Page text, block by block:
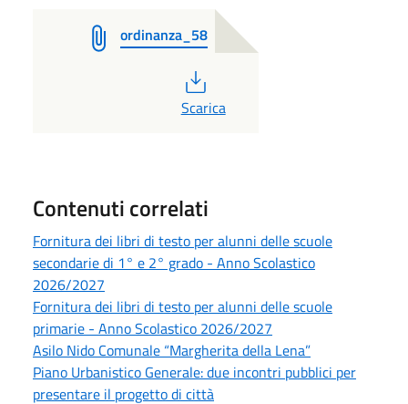
ordinanza_58
PDF
Scarica
Contenuti correlati
Fornitura dei libri di testo per alunni delle scuole
secondarie di 1° e 2° grado - Anno Scolastico
2026/2027
Fornitura dei libri di testo per alunni delle scuole
primarie - Anno Scolastico 2026/2027
Asilo Nido Comunale “Margherita della Lena”
Piano Urbanistico Generale: due incontri pubblici per
presentare il progetto di città